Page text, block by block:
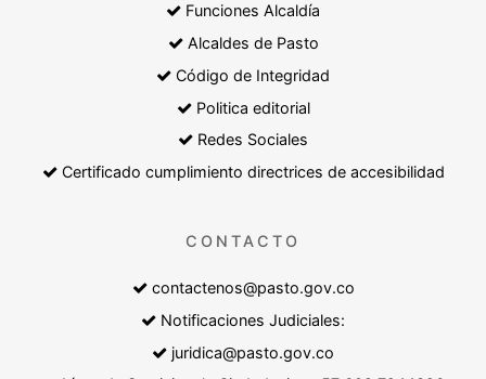
Funciones Alcaldía
Alcaldes de Pasto
Código de Integridad
Politica editorial
Redes Sociales
Certificado cumplimiento directrices de accesibilidad
CONTACTO
contactenos@pasto.gov.co
Notificaciones Judiciales:
juridica@pasto.gov.co